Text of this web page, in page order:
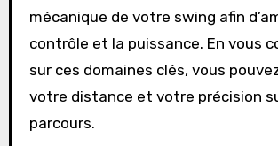
mécanique de votre swing afin
contrôle et la puissance. En vous
sur ces domaines clés, vous
votre distance et votre précision
parcours.